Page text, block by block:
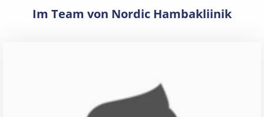
Im Team von Nordic Hambakliinik